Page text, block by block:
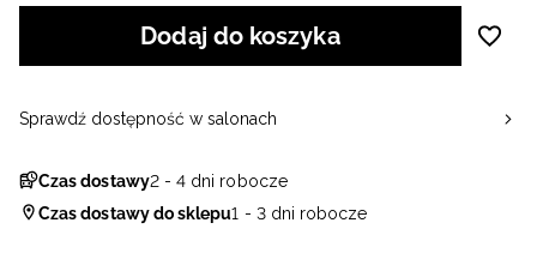
Dodaj do koszyka
Czas dostawy2 - 4 dni robocze
Czas dostawy do sklepu1 - 3 dni robocze
Sprawdź dostępność w salonach